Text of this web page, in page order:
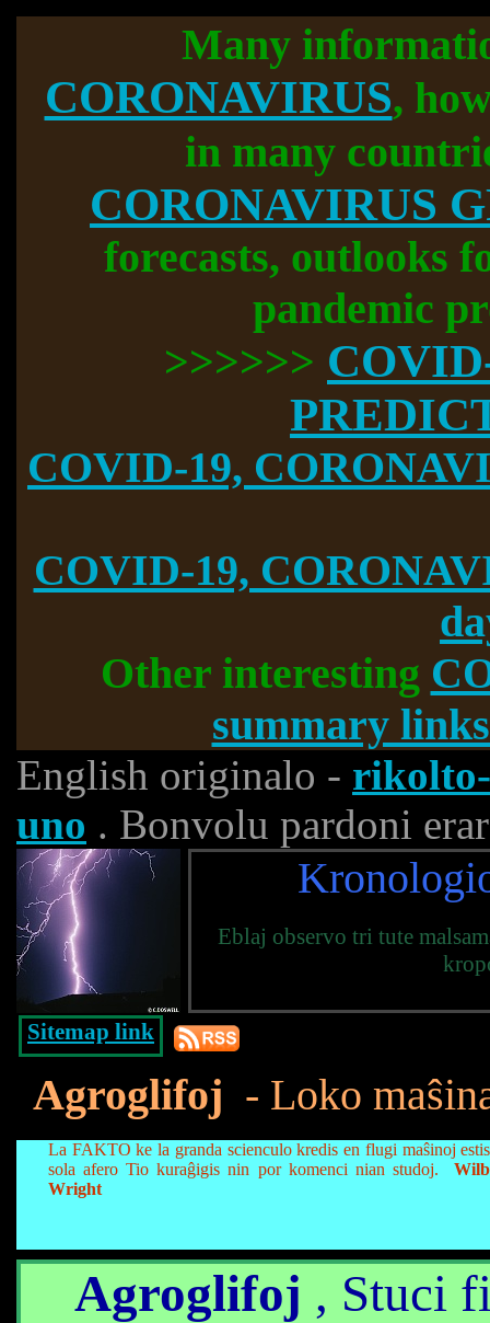
Many
CORONAVIRUS,
in many
CORONAVIRUS
forecasts, outlooks
pandemic
>>>>>>
COVID-19,
COVID-19,
Other interesting
summary
English originalo -
uno . Bonvolu pardoni
Eblaj observo tri tute
Sitemap link
Agroglifoj - Loko
La FAKTO ke la granda scienculo kredis en flugi maŝinoj
sola afero Tio kuraĝigis nin por komenci nian studoj.
Wright
Agroglifoj , Stuci